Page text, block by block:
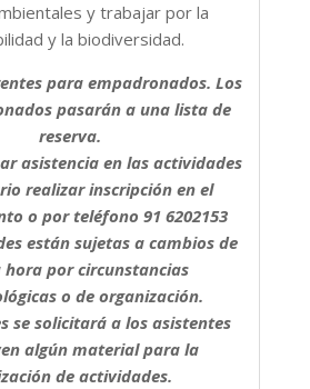
y trabajar por la
y la biodiversidad.
para empadronados. Los
pasarán a una lista de
reserva.
asistencia en las actividades
realizar inscripción en el
o por teléfono 91 6202153
están sujetas a cambios de
por circunstancias
o de organización.
se solicitará a los asistentes
algún material para la
de actividades.